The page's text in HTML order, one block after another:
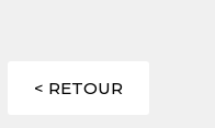
< RETOUR